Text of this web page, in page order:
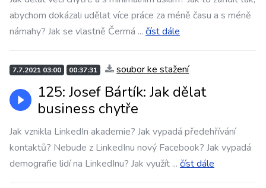
abychom dokázali udělat více práce za méně času a s méně
námahy? Jak se vlastně Čermá ... číst dále
7.7.2021 03:00 00:37:31 soubor ke stažení
125: Josef Bártík: Jak dělat
business chytře
Jak vznikla LinkedIn akademie? Jak vypadá předehřívání
kontaktů? Nebude z LinkedInu nový Facebook? Jak vypadá
demografie lidí na LinkedInu? Jak využít ... číst dále